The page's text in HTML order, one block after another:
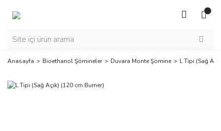
Anasayfa Bioethanol Şömineler Duvara Monte Şömine L Tipi (Sağ